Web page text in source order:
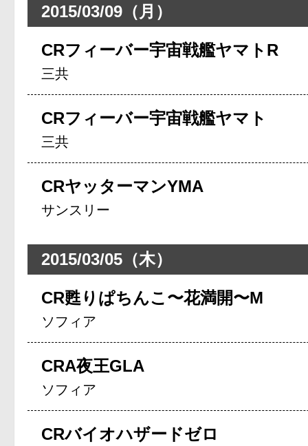
2015/03/09（月）
CRフィーバー宇宙戦艦ヤマトR
三共
CRフィーバー宇宙戦艦ヤマト
三共
CRヤッターマンYMA
サンスリー
2015/03/05（木）
CR甦りぱちんこ〜花満開〜M
ソフィア
CRA夜王GLA
ソフィア
CRバイオハザードゼロ